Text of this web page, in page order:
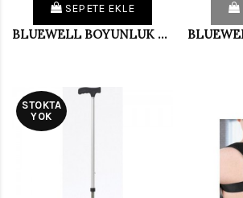
SEPETE EKLE
BLUEWELL BOYUNLUK NELSON L BY002
STOKTA
YOK